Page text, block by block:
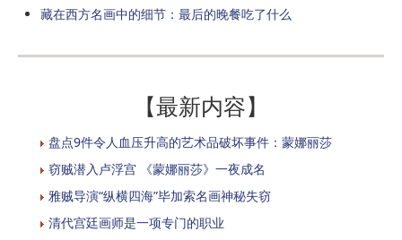
藏在西方名画中的细节：最后的晚餐吃了什么
【最新内容】
盘点9件令人血压升高的艺术品破坏事件：蒙娜丽莎
窃贼潜入卢浮宫 《蒙娜丽莎》一夜成名
雅贼导演“纵横四海”毕加索名画神秘失窃
清代宫廷画师是一项专门的职业